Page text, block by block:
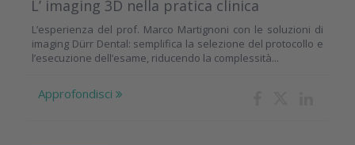
L’ imaging 3D nella pratica clinica
L’esperienza del prof. Marco Martignoni con le soluzioni di
imaging Dürr Dental: semplifica la selezione del protocollo e
l’esecuzione dell’esame, riducendo la complessità...
Approfondisci